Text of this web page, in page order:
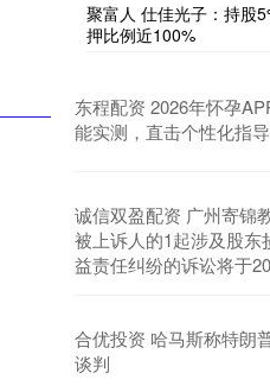
聚富人 仕佳光子：持股
押比例近100%
东程配资 2026年怀孕
能实测，直击个性化指
诚信双盈配资 广州寄锦
被上诉人的1起涉及股东
益责任纠纷的诉讼将于
合优投资 哈马斯称特朗
谈判